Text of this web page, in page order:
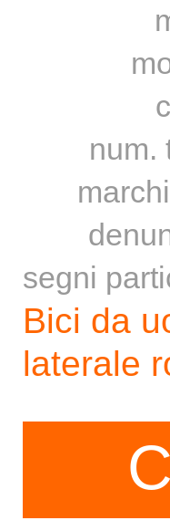
num.
segni
Bici da
laterale